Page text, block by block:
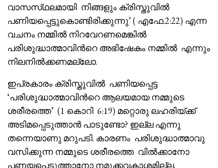
വാസസ്‌ഥലമായി നിങ്ങളും ക്രിസ്തുവിൽ
പണിയപ്പെട്ടുകൊണ്ടിരിക്കുന്നു’ ( എഫേ.2:22) എന്ന
വചനം നമ്മിൽ നിറവേറണമെങ്കിൽ
പരിശുദ്ധാത്മാവിൻറെ അഭിഷേകം നമ്മിൽ എന്നും
നിലനിൽക്കണമല്ലോ.
ഇപ്രകാരം ക്രിസ്തുവിൽ പണിയപ്പെട്ട
‘പരിശുദ്ധാത്മാവിൻറെ ആലയമായ നമ്മുടെ
ശരീരത്തെ’ (1 കൊറി 6:19) മറ്റൊരു ലഹരിയ്ക്ക്
അടിമപ്പെടുത്താൻ പാടുണ്ടോ? ഇല്ല എന്നു
തന്നെയാണു മറുപടി. കാരണം പരിശുദ്ധാത്മാവു
വസിക്കുന്ന നമ്മുടെ ശരീരത്തെ വിൽക്കാനോ
പണയപ്പെടുത്താനോ നമുക്കവകാശമില്ല.